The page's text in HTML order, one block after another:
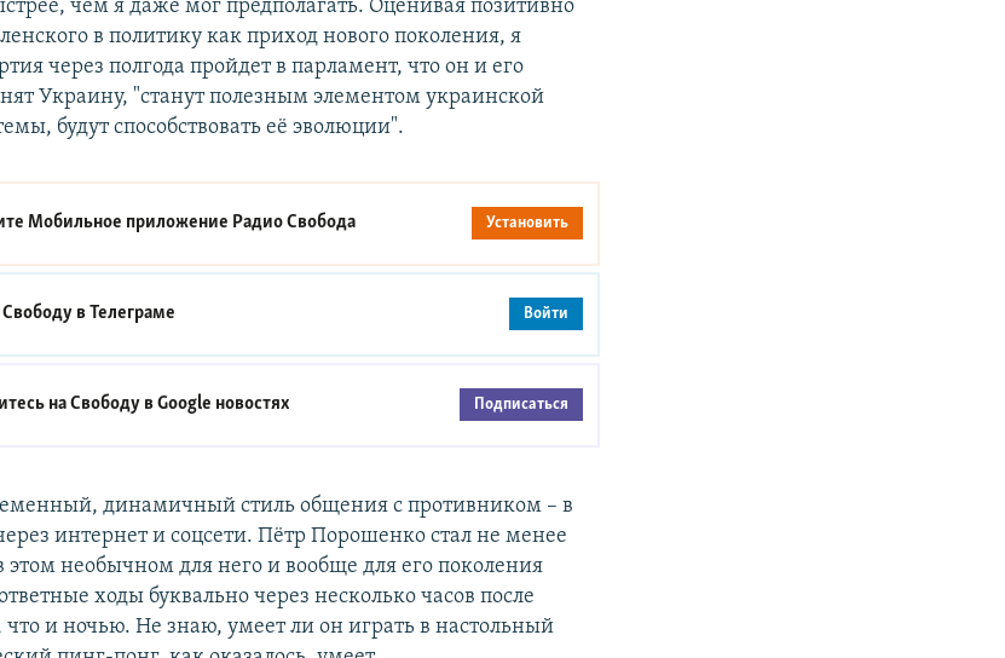
чем я даже мог предполагать. Оценивая позитивно
в политику как приход нового поколения, я
через полгода пройдет в парламент, что он и его
Украину, "станут полезным элементом украинской
будут способствовать её эволюции".
Мобильное приложение Радио Свобода Установить
Свободу вТелеграме Войти
на Свободу вGoogle новостях Подписаться
динамичный стиль общения с противником – в
интернет и соцсети. Пётр Порошенко стал не менее
этом необычном для него и вообще для его поколения
ходы буквально через несколько часов после
что и ночью. Не знаю, умеет ли он играть в настольный